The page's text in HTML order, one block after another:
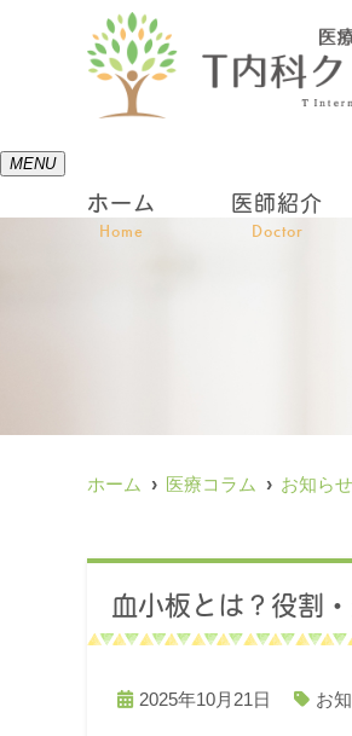
MENU
ホーム
Home
医師紹介
Doctor
ホーム 医療コラム お知らせ
血小板とは？役割
2025年10月21日 お